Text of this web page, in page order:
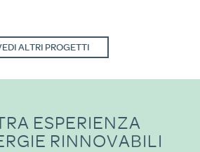
ALTRI PROGETTI
ESPERIENZA
RINNOVABILI